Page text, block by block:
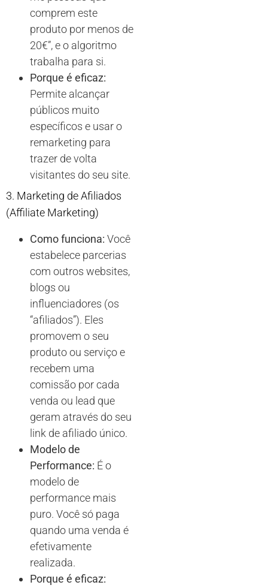
comprem este
produto por menos de
20€”, e o algoritmo
trabalha para si.
Porque é eficaz:
Permite alcançar
públicos muito
específicos e usar o
remarketing para
trazer de volta
visitantes do seu site.
3. Marketing de Afiliados
(Affiliate Marketing)
Como funciona: Você
estabelece parcerias
com outros websites,
blogs ou
influenciadores (os
“afiliados”). Eles
promovem o seu
produto ou serviço e
recebem uma
comissão por cada
venda ou lead que
geram através do seu
link de afiliado único.
Modelo de
Performance: É o
modelo de
performance mais
puro. Você só paga
quando uma venda é
efetivamente
realizada.
Porque é eficaz: